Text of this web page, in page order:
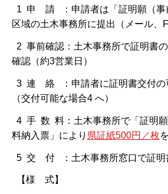
1 申 請 ：申請者は「証明願（事
区域の土木事務所に提出（メール、
2 事前確認：土木事務所で証明書
確認（約3営業日）
3 連 絡 ：申請者に証明書交付の
（交付可能な場合4 へ）
4 手 数 料：土木事務所で「証明
料納入票」により 県証紙500円／枚
5 交 付 ：土木事務所窓口で証明
【様 式】